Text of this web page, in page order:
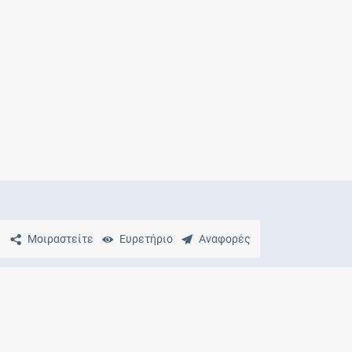
Μοιραστείτε Ευρετήριο Αναφορές